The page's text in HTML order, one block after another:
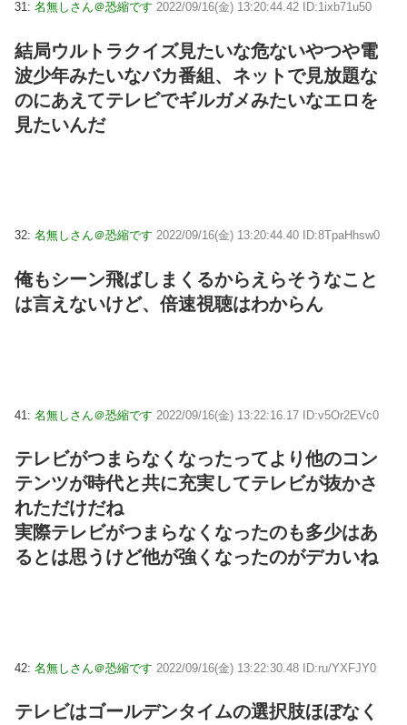
31: 名無しさん＠恐縮です 2022/09/16(金) 13:20:44.42 ID:1ixb71u50
結局ウルトラクイズ見たいな危ないやつや電
波少年みたいなバカ番組、ネットで見放題な
のにあえてテレビでギルガメみたいなエロを
見たいんだ
32: 名無しさん＠恐縮です 2022/09/16(金) 13:20:44.40 ID:8TpaHhsw0
俺もシーン飛ばしまくるからえらそうなこと
は言えないけど、倍速視聴はわからん
41: 名無しさん＠恐縮です 2022/09/16(金) 13:22:16.17 ID:v5Or2EVc0
テレビがつまらなくなったってより他のコン
テンツが時代と共に充実してテレビが抜かさ
れただけだね
実際テレビがつまらなくなったのも多少はあ
るとは思うけど他が強くなったのがデカいね
42: 名無しさん＠恐縮です 2022/09/16(金) 13:22:30.48 ID:ru/YXFJY0
テレビはゴールデンタイムの選択肢ほぼなく